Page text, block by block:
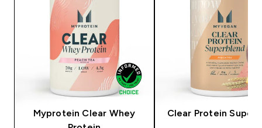
Myprotein Clear Whey
Clear Protein